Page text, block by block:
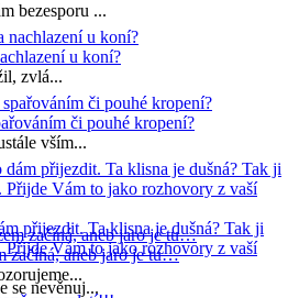
bezesporu ...
u koní?
zvlá...
či pouhé kropení?
vším...
přijezdit. Ta klisna je dušná? Tak ji
Přijde Vám to jako rozhovory z vaší
se nevěnuj...
začíná, aneb jaro je tu…